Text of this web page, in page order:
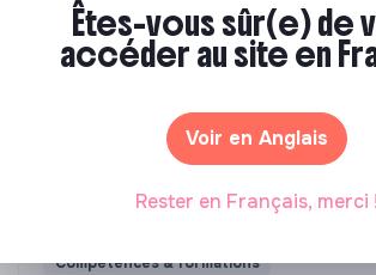
Compétences & formations
Êtes-vous sûr(e) de
accéder au site en
Voir en Anglais
Rester en Français, merci !